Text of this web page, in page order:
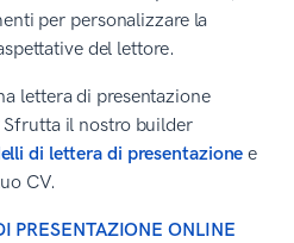
per personalizzare la
del lettore.
lettera di presentazione
il nostro builder
di lettera di presentazione e
CV.
PRESENTAZIONE ONLINE